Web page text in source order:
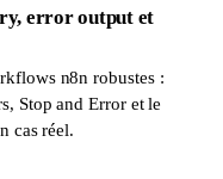
error output et
n8n robustes :
Stop and Error et le
cas réel.